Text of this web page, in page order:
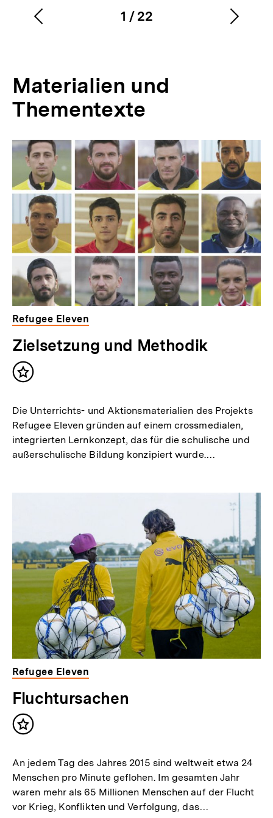
Karussellinhalt
1
von
/ 22
Vorherigen
Materialien und
Thementexte
Refugee Eleven
Zielsetzung und Methodik
Inhalt
Die Unterrichts- und Aktionsmaterialien des Projekts
Refugee Eleven gründen auf einem crossmedialen,
integrierten Lernkonzept, das für die schulische und
außerschulische Bildung konzipiert wurde.…
Refugee Eleven
Fluchtursachen
Inhalt
An jedem Tag des Jahres 2015 sind weltweit etwa 24
Menschen pro Minute geflohen. Im gesamten Jahr
waren mehr als 65 Millionen Menschen auf der Flucht
vor Krieg, Konflikten und Verfolgung, das…